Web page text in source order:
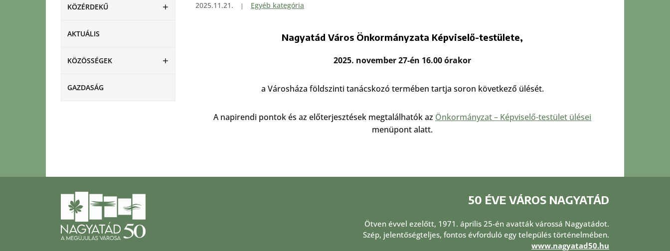
KÖZÉRDEKŰ
AKTUÁLIS
KÖZÖSSÉGEK
GAZDASÁG
2025.11.21. Egyéb kategória
Nagyatád Város Önkormányzata Képviselő-testülete,
2025. november 27-én 16.00 órakor
a Városháza földszinti tanácskozó termében tartja soron következő ülését.
A napirendi pontok és az előterjesztések megtalálhatók az Önkormányzat – Képviselő-testület ülései
menüpont alatt.
50 ÉVE VÁROS NAGYATÁD
Ötven évvel ezelőtt, 1971. április 25-én avatták várossá Nagyatádot.
Szép, jelentőségteljes, fontos évforduló egy település történelmében.
www.nagyatad50.hu